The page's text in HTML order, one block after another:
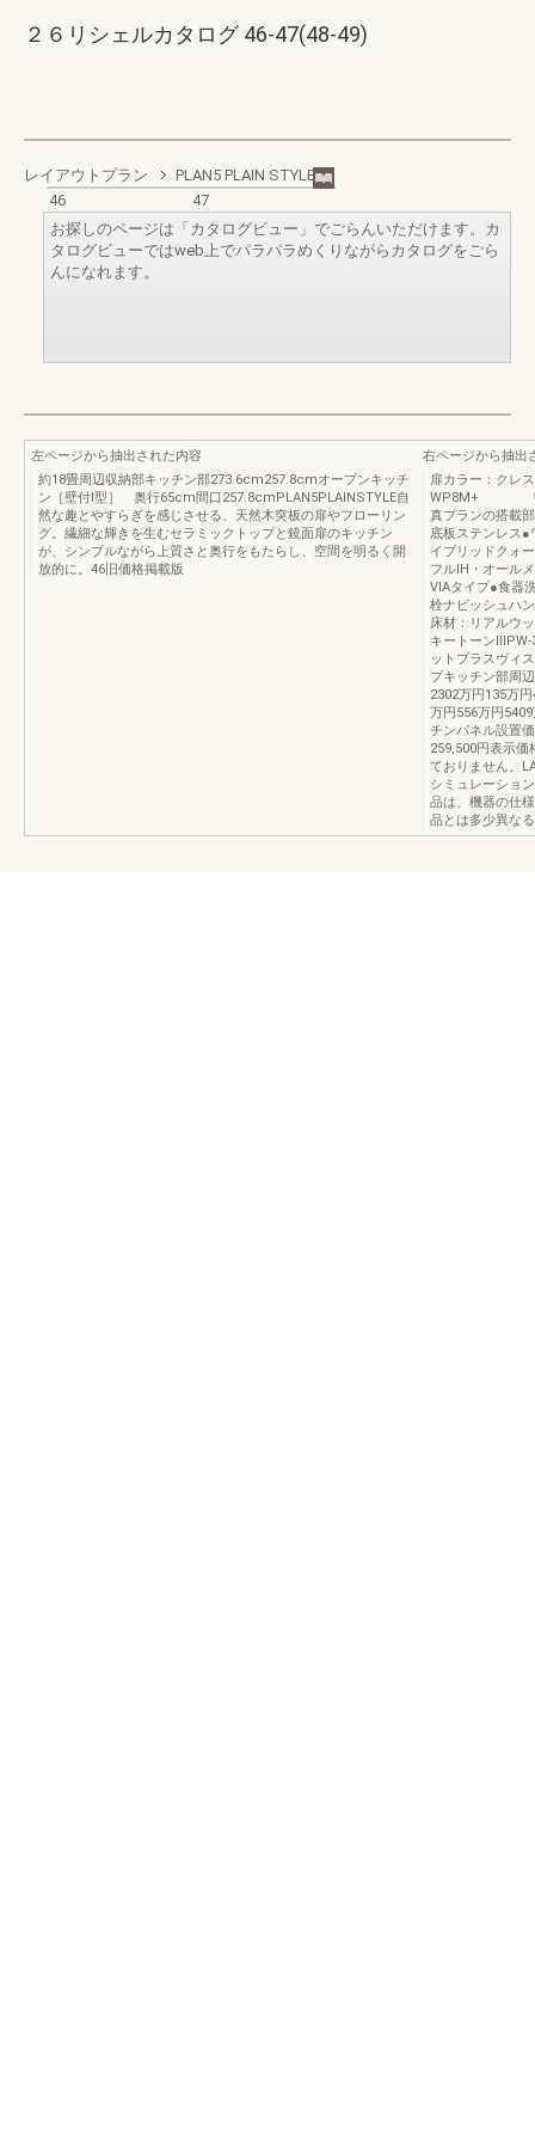
２６リシェルカタログ 46-47(48-49)
レイアウトプラン
PLAN5 PLAIN STYLE
46
47
お探しのページは「カタログビュー」でごらんいただけます。カ
タログビューではweb上でパラパラめくりながらカタログをごら
んになれます。
左ページから抽出された内容
約18畳周辺収納部キッチン部273.6cm257.8cmオープンキッチ
ン［壁付Ⅰ型］ 奥行65cm間口257.8cmPLAN5PLAINSTYLE自
然な趣とやすらぎを感じさせる、天然木突板の扉やフローリン
グ。繊細な輝きを生むセラミックトップと鏡面扉のキッチン
が、シンプルながら上質さと奥行をもたらし、空間を明るく開
放的に。46旧価格掲載版
右ページから抽出
扉カラー：クレ
WP8M+ リア
真プランの搭載
底板ステンレス●
イブリッドクォ
フルIH・オール
VIAタイプ●食器
栓ナビッシュハ
床材：リアルウ
キートーン
ットプラスヴィ
プキッチン部周
2302万円135万
万円556万円
チンパネル設置
259,500円表示価
ておりません。
シミュレーショ
品は、機器の仕
品とは多少異な